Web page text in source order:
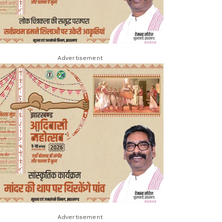
Advertisement
Advertisement